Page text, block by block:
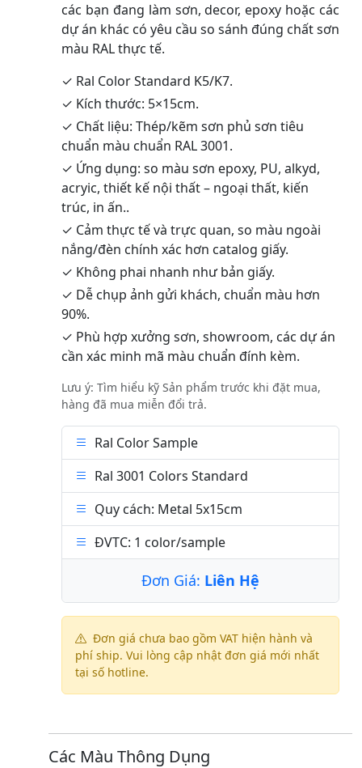
các bạn đang làm sơn, decor, epoxy hoặc các
dự án khác có yêu cầu so sánh đúng chất sơn
màu RAL thực tế.
✓ Ral Color Standard K5/K7.
✓ Kích thước: 5×15cm.
✓ Chất liệu: Thép/kẽm sơn phủ sơn tiêu
chuẩn màu chuẩn RAL 3001.
✓ Ứng dụng: so màu sơn epoxy, PU, alkyd,
acryic, thiết kế nội thất – ngoại thất, kiến
trúc, in ấn..
✓ Cảm thực tế và trực quan, so màu ngoài
nắng/đèn chính xác hơn catalog giấy.
✓ Không phai nhanh như bản giấy.
✓ Dễ chụp ảnh gửi khách, chuẩn màu hơn
90%.
✓ Phù hợp xưởng sơn, showroom, các dự án
cần xác minh mã màu chuẩn đính kèm.
Lưu ý: Tìm hiểu kỹ Sản phẩm trước khi đặt mua,
hàng đã mua miễn đổi trả.
Ral Color Sample
Ral 3001 Colors Standard
Quy cách: Metal 5x15cm
ĐVTC: 1 color/sample
Đơn Giá: Liên Hệ
Đơn giá chưa bao gồm VAT hiện hành và
phí ship. Vui lòng cập nhật đơn giá mới nhất
tại số hotline.
Các Màu Thông Dụng